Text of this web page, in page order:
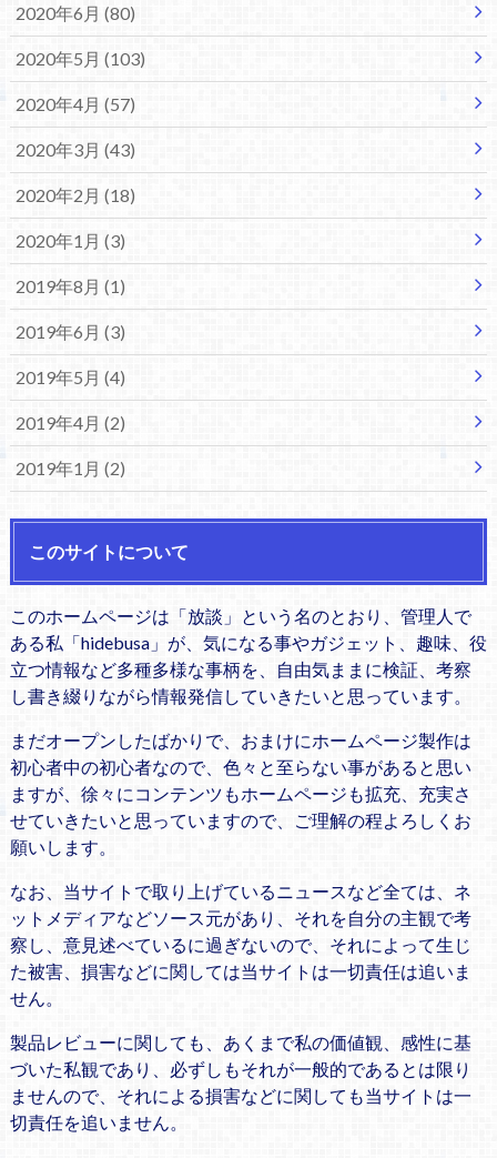
2020年6月 (80)
2020年5月 (103)
2020年4月 (57)
2020年3月 (43)
2020年2月 (18)
2020年1月 (3)
2019年8月 (1)
2019年6月 (3)
2019年5月 (4)
2019年4月 (2)
2019年1月 (2)
このサイトについて
このホームページは「放談」という名のとおり、管理人で
ある私「hidebusa」が、気になる事やガジェット、趣味、役
立つ情報など多種多様な事柄を、自由気ままに検証、考察
し書き綴りながら情報発信していきたいと思っています。
まだオープンしたばかりで、おまけにホームページ製作は
初心者中の初心者なので、色々と至らない事があると思い
ますが、徐々にコンテンツもホームページも拡充、充実さ
せていきたいと思っていますので、ご理解の程よろしくお
願いします。
なお、当サイトで取り上げているニュースなど全ては、ネ
ットメディアなどソース元があり、それを自分の主観で考
察し、意見述べているに過ぎないので、それによって生じ
た被害、損害などに関しては当サイトは一切責任は追いま
せん。
製品レビューに関しても、あくまで私の価値観、感性に基
づいた私観であり、必ずしもそれが一般的であるとは限り
ませんので、それによる損害などに関しても当サイトは一
切責任を追いません。